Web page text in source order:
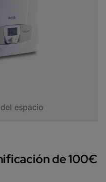
espacio
de 100€